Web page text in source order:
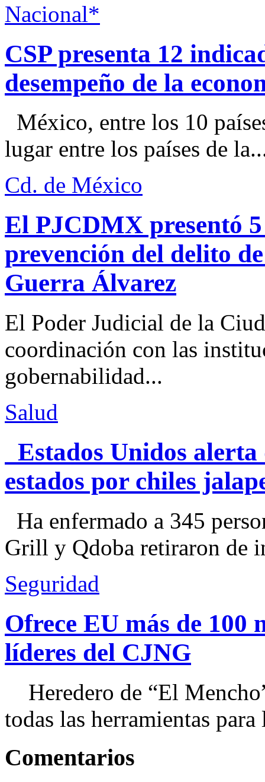
Nacional*
CSP presenta 12
desempeño de la
México, entre los 10
lugar entre los países de
Cd. de México
El PJCDMX presentó
prevención del delito
Guerra Álvarez
El Poder Judicial de la
coordinación con las
gobernabilidad...
Salud
Estados Unidos alerta
estados por chiles
Ha enfermado a 345
Grill y Qdoba retiraron de
Seguridad
Ofrece EU más de 100
líderes del CJNG
Heredero de “El
todas las herramientas
Comentarios